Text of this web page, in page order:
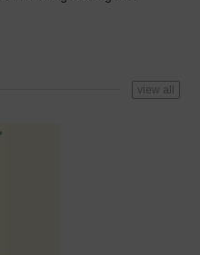
view all